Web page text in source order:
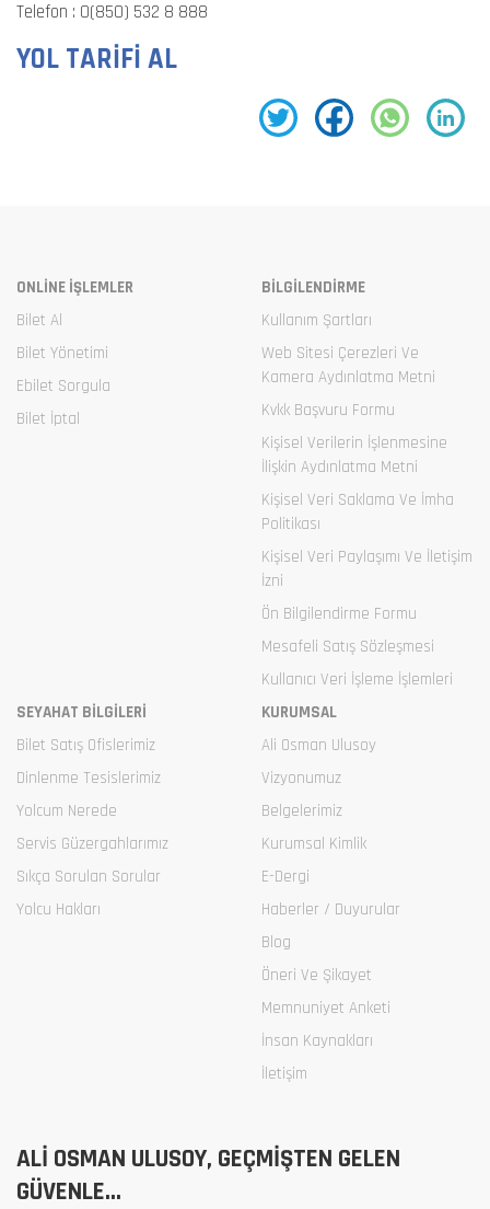
Telefon : 0(850) 532 8 888
YOL TARİFİ AL
ONLİNE İŞLEMLER
Bilet Al
Bilet Yönetimi
Ebilet Sorgula
Bilet İptal
BİLGİLENDİRME
Kullanım Şartları
Web Sitesi Çerezleri Ve
Kamera Aydınlatma Metni
Kvkk Başvuru Formu
Kişisel Verilerin İşlenmesine
İlişkin Aydınlatma Metni
Kişisel Veri Saklama Ve İmha
Politikası
Kişisel Veri Paylaşımı Ve İletişim
İzni
Ön Bilgilendirme Formu
Mesafeli Satış Sözleşmesi
Kullanıcı Veri İşleme İşlemleri
SEYAHAT BİLGİLERİ
Bilet Satış Ofislerimiz
Dinlenme Tesislerimiz
Yolcum Nerede
Servis Güzergahlarımız
Sıkça Sorulan Sorular
Yolcu Hakları
KURUMSAL
Ali Osman Ulusoy
Vizyonumuz
Belgelerimiz
Kurumsal Kimlik
E-Dergi
Haberler / Duyurular
Blog
Öneri Ve Şikayet
Memnuniyet Anketi
İnsan Kaynakları
İletişim
ALİ OSMAN ULUSOY, GEÇMİŞTEN GELEN
GÜVENLE...